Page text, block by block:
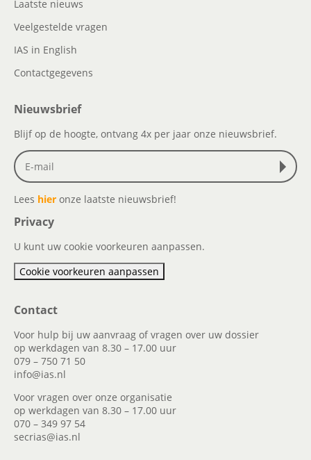
Laatste nieuws
Veelgestelde vragen
IAS in English
Contactgegevens
Nieuwsbrief
Blijf op de hoogte, ontvang 4x per jaar onze nieuwsbrief.
Lees hier onze laatste nieuwsbrief!
Privacy
U kunt uw cookie voorkeuren aanpassen.
Cookie voorkeuren aanpassen
Contact
Voor hulp bij uw aanvraag of vragen over uw dossier
op werkdagen van 8.30 – 17.00 uur
079 – 750 71 50
info@ias.nl
Voor vragen over onze organisatie
op werkdagen van 8.30 – 17.00 uur
070 – 349 97 54
secrias@ias.nl